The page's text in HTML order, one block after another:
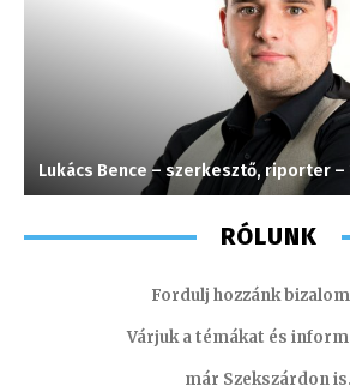
Lukács Bence – szerkesztő, riporter –
RÓLUNK
Fordulj hozzánk
Várjuk a témákat és
már Szekszárdon is.